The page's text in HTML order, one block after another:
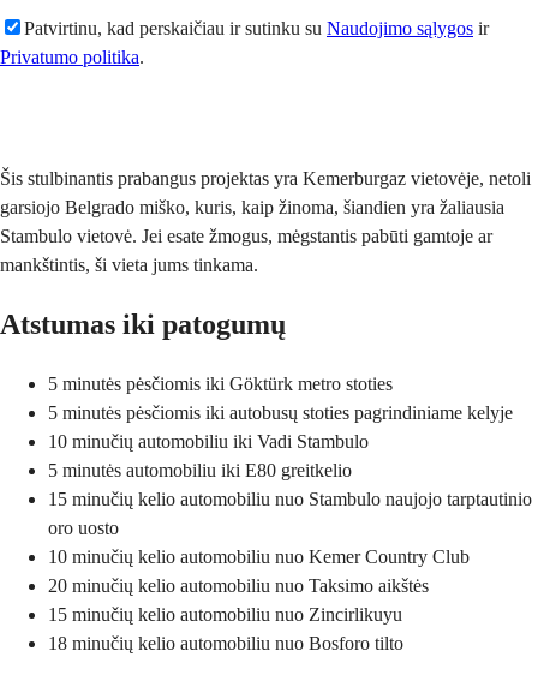
Patvirtinu, kad perskaičiau ir sutinku su Naudojimo sąlygos ir
Privatumo politika.
Šis stulbinantis prabangus projektas yra Kemerburgaz vietovėje, netoli
garsiojo Belgrado miško, kuris, kaip žinoma, šiandien yra žaliausia
Stambulo vietovė. Jei esate žmogus, mėgstantis pabūti gamtoje ar
mankštintis, ši vieta jums tinkama.
Atstumas iki patogumų
5 minutės pėsčiomis iki Göktürk metro stoties
5 minutės pėsčiomis iki autobusų stoties pagrindiniame kelyje
10 minučių automobiliu iki Vadi Stambulo
5 minutės automobiliu iki E80 greitkelio
15 minučių kelio automobiliu nuo Stambulo naujojo tarptautinio
oro uosto
10 minučių kelio automobiliu nuo Kemer Country Club
20 minučių kelio automobiliu nuo Taksimo aikštės
15 minučių kelio automobiliu nuo Zincirlikuyu
18 minučių kelio automobiliu nuo Bosforo tilto